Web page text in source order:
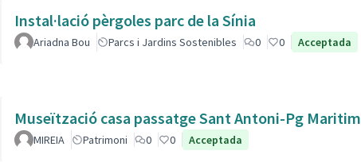
Instal·lació pèrgoles parc de la Sínia
Ariadna Bou Parcs i Jardins Sostenibles 0 0 Acceptada
Museïtzació casa passatge Sant Antoni-Pg Maritim
MIREIA Patrimoni 0 0 Acceptada